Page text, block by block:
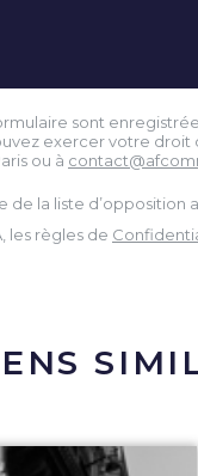
sont
exercer votre
ou à
de la liste
les règles de